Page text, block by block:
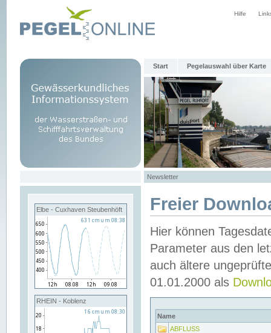
Hilfe
Start Pegelauswahl über Karte
Newsletter
Elbe - Cuxhaven Steubenhöft
RHEIN - Koblenz
Freier
Hier können
Parameter aus den
auch ältere
01.01.2000 als
Name
ABFLUSS